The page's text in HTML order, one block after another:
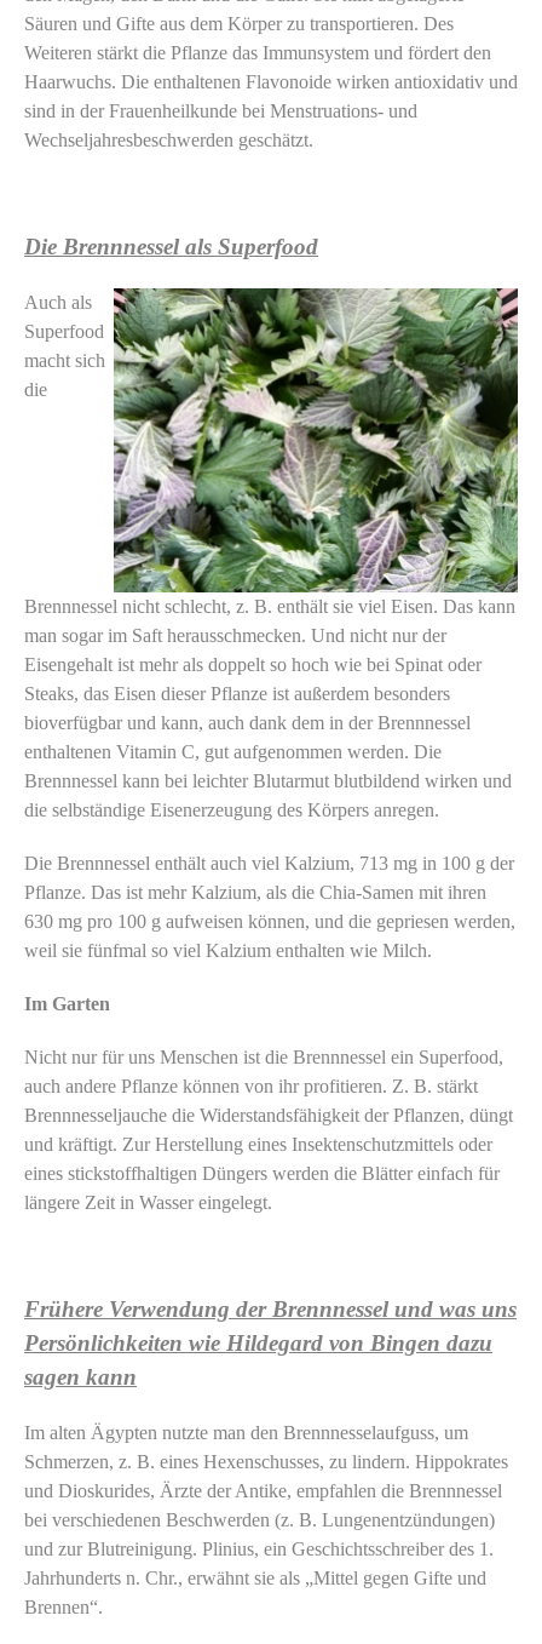
Säuren und Gifte aus dem Körper zu transportieren. Des
Weiteren stärkt die Pflanze das Immunsystem und fördert den
Haarwuchs. Die enthaltenen Flavonoide wirken antioxidativ und
sind in der Frauenheilkunde bei Menstruations- und
Wechseljahresbeschwerden geschätzt.
Die Brennnessel als Superfood
Auch als
Superfood
macht sich
die
Brennnessel nicht schlecht, z. B. enthält sie viel Eisen. Das kann
man sogar im Saft herausschmecken. Und nicht nur der
Eisengehalt ist mehr als doppelt so hoch wie bei Spinat oder
Steaks, das Eisen dieser Pflanze ist außerdem besonders
bioverfügbar und kann, auch dank dem in der Brennnessel
enthaltenen Vitamin C, gut aufgenommen werden. Die
Brennnessel kann bei leichter Blutarmut blutbildend wirken und
die selbständige Eisenerzeugung des Körpers anregen.
Die Brennnessel enthält auch viel Kalzium, 713 mg in 100 g der
Pflanze. Das ist mehr Kalzium, als die Chia-Samen mit ihren
630 mg pro 100 g aufweisen können, und die gepriesen werden,
weil sie fünfmal so viel Kalzium enthalten wie Milch.
Im Garten
Nicht nur für uns Menschen ist die Brennnessel ein Superfood,
auch andere Pflanze können von ihr profitieren. Z. B. stärkt
Brennnesseljauche die Widerstandsfähigkeit der Pflanzen, düngt
und kräftigt. Zur Herstellung eines Insektenschutzmittels oder
eines stickstoffhaltigen Düngers werden die Blätter einfach für
längere Zeit in Wasser eingelegt.
Frühere Verwendung der Brennnessel und was uns
Persönlichkeiten wie Hildegard von Bingen dazu
sagen kann
Im alten Ägypten nutzte man den Brennnesselaufguss, um
Schmerzen, z. B. eines Hexenschusses, zu lindern. Hippokrates
und Dioskurides, Ärzte der Antike, empfahlen die Brennnessel
bei verschiedenen Beschwerden (z. B. Lungenentzündungen)
und zur Blutreinigung. Plinius, ein Geschichtsschreiber des 1.
Jahrhunderts n. Chr., erwähnt sie als „Mittel gegen Gifte und
Brennen“.